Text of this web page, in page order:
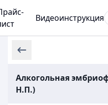
Видеоинструкция
Алкогольная
Н.П.)